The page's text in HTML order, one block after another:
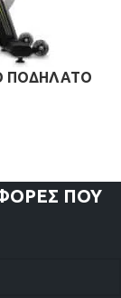
ΠΟΔΗΛΑΤΟ
ΠΟΥ